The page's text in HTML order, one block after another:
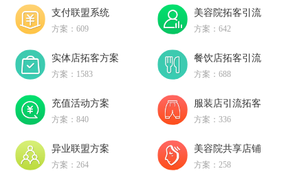
支付联盟系统
方案：609
美容院拓客引流
方案：642
实体店拓客方案
方案：1583
餐饮店拓客引流
方案：688
充值活动方案
方案：840
服装店引流拓客
方案：336
异业联盟方案
方案：264
美容院共享店铺
方案：258